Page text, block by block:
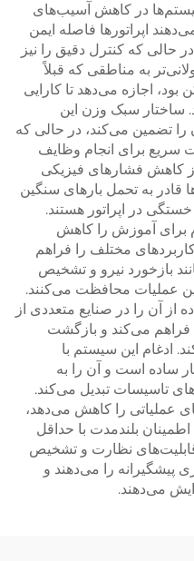
در کاهش آسیب‌های
اپراتورها فاصله ایمن
حالی که کنترل دقیق را نیز
به مناطقی که قبلاً
اجازه می‌دهد تا کارایی
ساختار سبک وزن این
را تضمین می‌کند، در حالی که
سریع برای انجام وظایف
کاهش فشارهای فیزیکی
قادر به تحمل بارهای سنگین
در اپراتور هستند.
برای آموزش را کاهش
مختلف را فراهم
بازخورد نیرو و تشخیص
عملیات محافظت می‌کنند.
از آن را در صنایع متعددی از
فراهم می‌کند و بازگشت
ادغام این سیستم با
ساده است و آن را به
تاسیسات تبدیل می‌کند.
عملیاتی را کاهش می‌دهد،
بلندمدت با حداقل
قابلیت‌های نظارت و تشخیص
پیشگیرانه را می‌دهند و
می‌دهند.